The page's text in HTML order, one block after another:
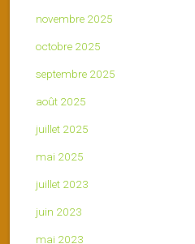
novembre 2025
octobre 2025
septembre 2025
août 2025
juillet 2025
mai 2025
juillet 2023
juin 2023
mai 2023